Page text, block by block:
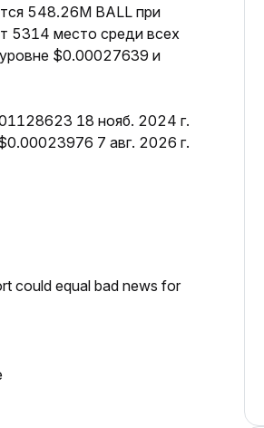
548.26M BALL при
5314 место среди всех
$0.00027639 и
18 нояб. 2024 г.
7 авг. 2026 г.
could equal bad news for